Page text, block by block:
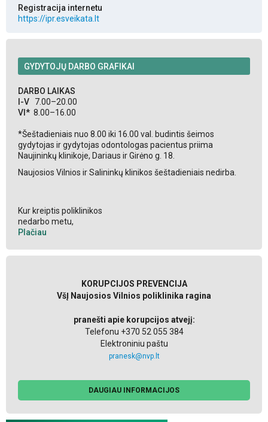
Registracija internetu
https://ipr.esveikata.lt
GYDYTOJŲ DARBO GRAFIKAI
DARBO LAIKAS
I-V 7.00–20.00
VI* 8.00–16.00
*Šeštadieniais nuo 8.00 iki 16.00 val. budintis šeimos
gydytojas ir gydytojas odontologas pacientus priima
Naujininkų klinikoje, Dariaus ir Girėno g. 18.
Naujosios Vilnios ir Salininkų klinikos šeštadieniais nedirba.
Kur kreiptis poliklinikos
nedarbo metu,
Plačiau
KORUPCIJOS PREVENCIJA
VšĮ Naujosios Vilnios poliklinika ragina
pranešti apie korupcijos atvejį:
Telefonu +370 52 055 384
Elektroniniu paštu
pranesk@nvp.lt
DAUGIAU INFORMACIJOS